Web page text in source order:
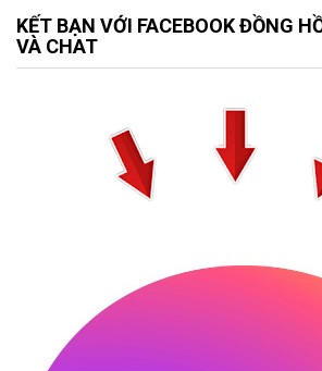
KẾT BẠN VỚI FACEBOOK ĐỒNG
VÀ CHAT